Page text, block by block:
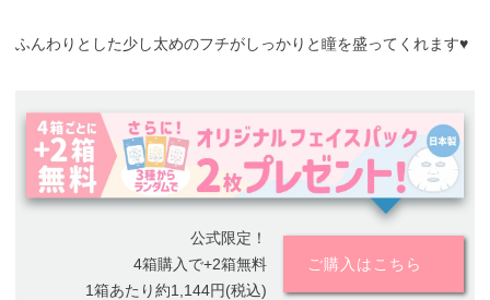
ふんわりとした少し太めのフチがしっかりと瞳を盛ってくれます♥
公式限定！
4箱購入で+2箱無料
1箱あたり約1,144円(税込)
ご購入はこちら